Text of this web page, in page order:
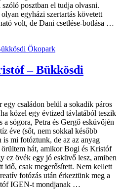
posztban el tudja olvasni.
egyházi szertartás követett
volt, de Dani csetlése-botlása …
– Bükkösdi
családon belül a sokadik páros
közel egy évtized távlatából teszik
sógora, Petra és Gergő esküvőjén
éve (sőt, nem sokkal később
mi fotóztunk, de az az anyag
hát, amikor Bogi és Kristóf
ez övék egy jó esküvő lesz, amiben
idő, csak megerősített. Nem kellett
fotózás után érkeztünk meg a
IGEN-t mondjanak …